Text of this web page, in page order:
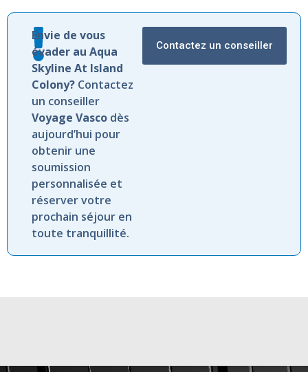
Envie de vous
évader au Aqua
Skyline At Island
Colony?Contactez
un conseiller
Voyage Vascodès
aujourd’hui pour
obtenir une
soumission
personnalisée et
réserver votre
prochain séjour en
toute tranquillité.
Contactez un conseiller